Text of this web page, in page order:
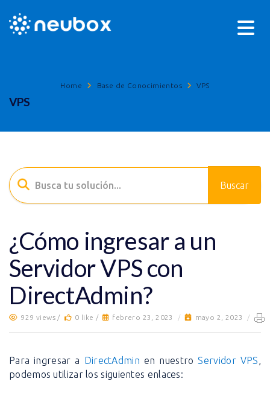
Home Base de Conocimientos VPS
VPS
¿Cómo ingresar a un
Servidor VPS con
DirectAdmin?
929 views / 0 like / febrero 23, 2023 / mayo 2, 2023 /
Para ingresar a DirectAdmin en nuestroServidor VPS,
podemos utilizar los siguientes enlaces: